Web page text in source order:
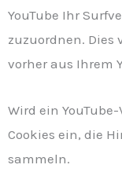
YouTube Ihr
zuzuordnen. Dies
vorher aus Ihrem
Wird ein
Cookies ein, die
sammeln.